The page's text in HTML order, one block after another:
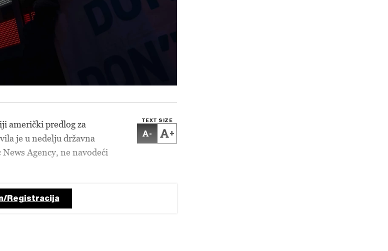
TEXT SIZE
- +
američki predlog za
je u nedelju državna
Agency, ne navodeći
Registracija